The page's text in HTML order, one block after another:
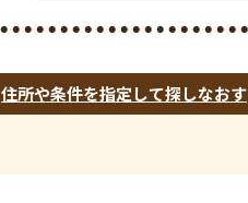
住所や条件を指定して探しなおす